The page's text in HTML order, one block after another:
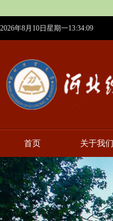
2026年8月10日星期一13:34:09
首页 关于我们